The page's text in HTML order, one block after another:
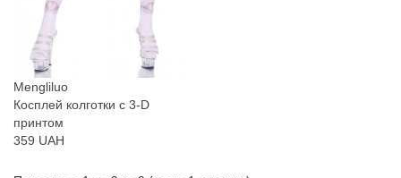
Mengliluo
Косплей колготки с 3-D
принтом
359 UAH